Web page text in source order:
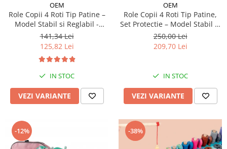
OEM
Role Copii 4 Roti Tip Patine –
Model Stabil si Reglabil -
Albastru
141,34 Lei
125,82 Lei
IN STOC
VEZI VARIANTE
OEM
Role Copii 4 Roti Tip Patine,
Set Protectie – Model Stabil si
Reglabil - Roz
250,00 Lei
209,70 Lei
IN STOC
VEZI VARIANTE
-12% -38%